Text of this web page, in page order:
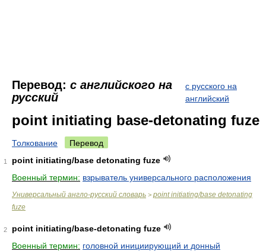
Перевод: с английского на
русский
с русского на
английский
point initiating base-detonating fuze
Толкование Перевод
1
point initiating/base detonating fuze
Военный термин: взрыватель универсального расположения
Универсальный англо-русский словарь > point initiating/base detonating
fuze
2
point initiating/base-detonating fuze
Военный термин: головной инициирующий и донный